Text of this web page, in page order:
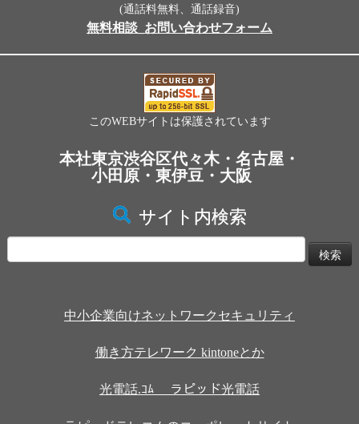
(通話料無料、通話録音)
無料相談_お問い合わせフォーム
このWEBサイトは保護されています
本社東京渋谷区代々木・名古屋・
小田原・東伊豆・大阪
サイト内検索
索:
中小企業向けネットワークセキュリティ
働き方テレワーク kintoneとか
光電話.ｺﾑ ラピッド光電話